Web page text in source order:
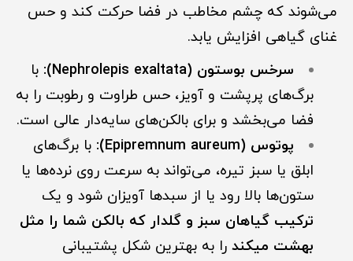
می‌شوند که چشم مخاطب در فضا حرکت کند و حس
غنای گیاهی افزایش یابد.
سرخس بوستون (Nephrolepis exaltata):
با
برگ‌های پرپشت و آویز، حس طراوت و رطوبت را به
فضا می‌بخشد و برای بالکن‌های سایه‌دار عالی است.
پوتوس (Epipremnum aureum):
با برگ‌های
ابلق یا سبز تیره، می‌تواند به سرعت روی نرده‌ها یا
ستون‌ها بالا رود یا از سبدها آویزان شود و یک
ترکیب گیاهان سبز و گلدار که بالکن شما را مثل
بهشت میکند را به بهترین شکل پشتیبانی